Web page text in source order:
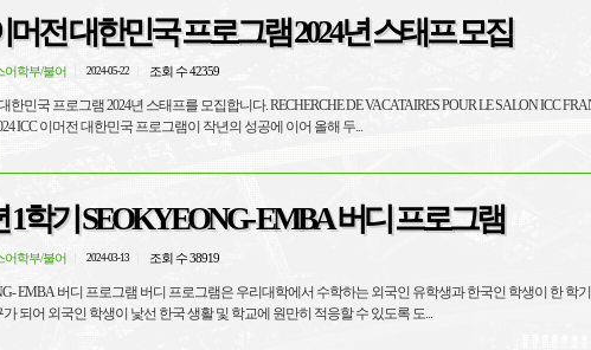
머전 대한민국 프로그램 2024년 스태프 모집
어학부/불어 2024-05-22 조회 수 42359
2024년 스태프를 모집합니다. RECHERCHE DE VACATAIRES POUR LE SALON ICC FRANCE - 3, 4 ET
5 JUILLET 2024 ICC 이머전 대한민국 프로그램이 작년의 성공에 이어 올해 두...
1학기 SEOKYEONG- EMBA 버디 프로그램
어학부/불어 2024-03-13 조회 수 38919
로그램은 우리대학에서 수학하는 외국인 유학생과 한국인 학생이 한 학기 동안 서로
가 되어 외국인 학생이 낯선 한국 생활 및 학교에 원만히 적응할 수 있도록 도...